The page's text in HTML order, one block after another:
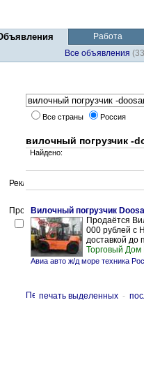
Работа
Все объявления
Все страны Россия
вилочный погрузчик -
Найдено:
Вилочный погрузчик
Продаётся
000 рублей с
доставкой до
Торговый Дом
Авиа авто ж/д море техника
печать выделенных -